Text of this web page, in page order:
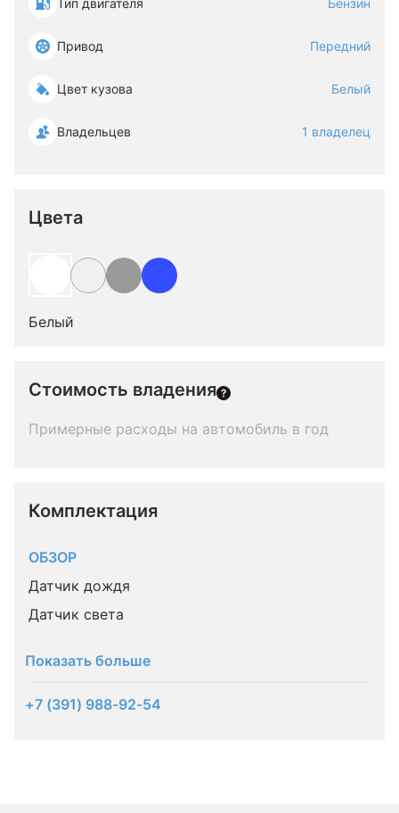
Тип двигателя Бензин
Привод Передний
Цвет кузова Белый
Владельцев 1 владелец
Цвета
Белый
Стоимость владения
Примерные расходы на автомобиль в год
Комплектация
ОБЗОР
Датчик дождя
Датчик света
Показать больше
+7 (391) 988-92-54